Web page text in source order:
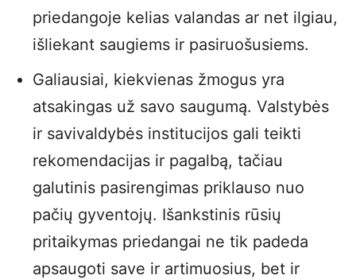
priedangoje kelias valandas ar net ilgiau,
išliekant saugiems ir pasiruošusiems.
Galiausiai, kiekvienas žmogus yra
atsakingas už savo saugumą. Valstybės
ir savivaldybės institucijos gali teikti
rekomendacijas ir pagalbą, tačiau
galutinis pasirengimas priklauso nuo
pačių gyventojų. Išankstinis rūsių
pritaikymas priedangai ne tik padeda
apsaugoti save ir artimuosius, bet ir